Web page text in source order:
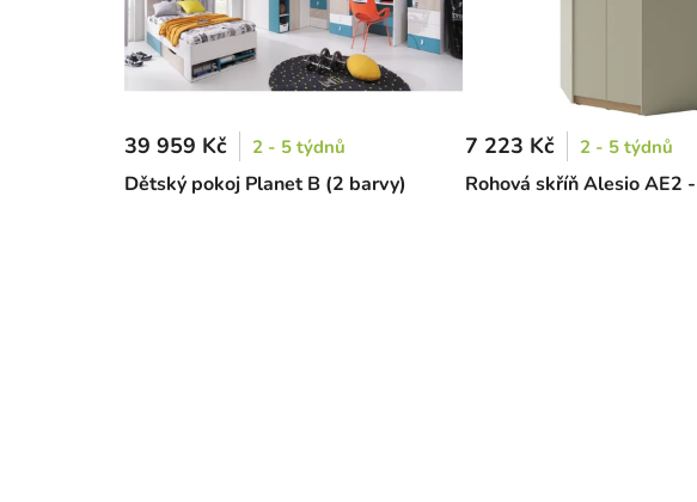
Dětský pokoj Planet B (2 barvy)
39 959 Kč 2 - 5 týdnů
Rohová skříň Alesio AE2
7 223 Kč 2 - 5 týdnů